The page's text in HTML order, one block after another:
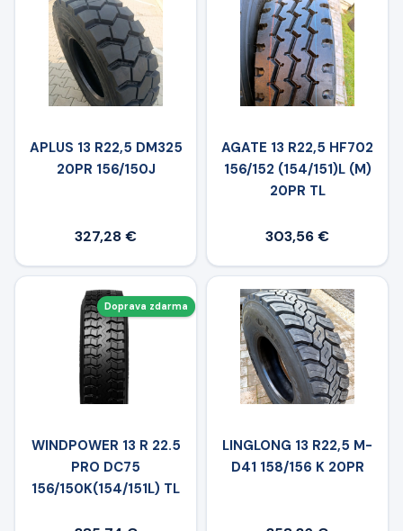
APLUS 13 R22,5 DM325
20PR 156/150J
327,28 €
AGATE 13 R22,5 HF702
156/152 (154/151)L (M)
20PR TL
303,56 €
Doprava zdarma
WINDPOWER 13 R 22.5
PRO DC75
156/150K(154/151L) TL
LINGLONG 13 R22,5 M-
D41 158/156 K 20PR